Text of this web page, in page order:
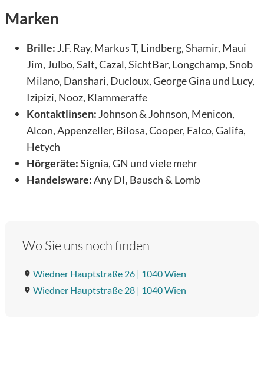
Marken
Brille: J.F. Ray, Markus T, Lindberg, Shamir, Maui
Jim, Julbo, Salt, Cazal, SichtBar, Longchamp, Snob
Milano, Danshari, Ducloux, George Gina und Lucy,
Izipizi, Nooz, Klammeraffe
Kontaktlinsen: Johnson & Johnson, Menicon,
Alcon, Appenzeller, Bilosa, Cooper, Falco, Galifa,
Hetych
Hörgeräte:Signia, GN und viele mehr
Handelsware:Any DI, Bausch & Lomb
Wo Sie uns noch finden
Wiedner Hauptstraße 26 | 1040 Wien
Wiedner Hauptstraße 28 | 1040 Wien